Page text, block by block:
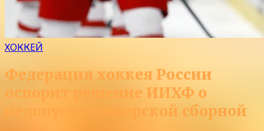
ХОККЕЙ
Федерация хоккея России
оспорит решение ИИХФ о
недопуске юниорской сборной